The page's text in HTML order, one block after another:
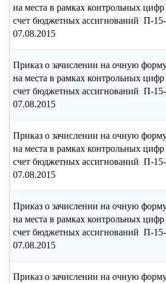
на места в рамках контрольных цифр
счет бюджетных ассигнований П-
07.08.2015
Приказ о зачислении на очную
на места в рамках контрольных цифр
счет бюджетных ассигнований П-
07.08.2015
Приказ о зачислении на очную
на места в рамках контрольных цифр
счет бюджетных ассигнований П-
07.08.2015
Приказ о зачислении на очную
на места в рамках контрольных цифр
счет бюджетных ассигнований П-
07.08.2015
Приказ о зачислении на очную